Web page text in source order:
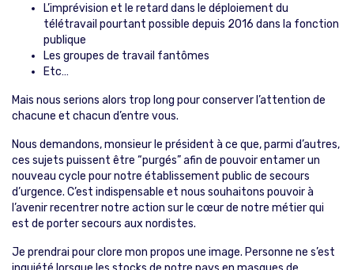
L’imprévision et le retard dans le déploiement du
télétravail pourtant possible depuis 2016 dans la fonction
publique
Les groupes de travail fantômes
Etc…
Mais nous serions alors trop long pour conserver l’attention de
chacune et chacun d’entre vous.
Nous demandons, monsieur le président à ce que, parmi d’autres,
ces sujets puissent être “purgés” afin de pouvoir entamer un
nouveau cycle pour notre établissement public de secours
d’urgence. C’est indispensable et nous souhaitons pouvoir à
l’avenir recentrer notre action sur le cœur de notre métier qui
est de porter secours aux nordistes.
Je prendrai pour clore mon propos une image. Personne ne s’est